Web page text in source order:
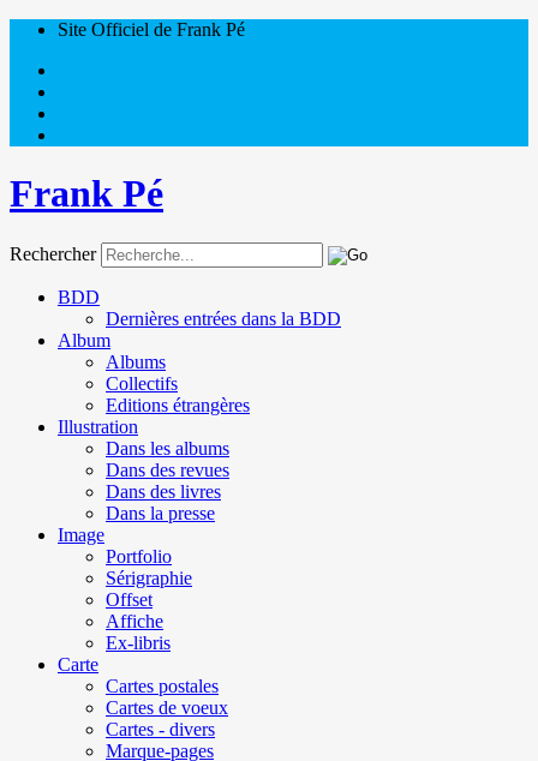
Site Officiel de Frank Pé
Frank Pé
Rechercher
BDD
Dernières entrées dans la BDD
Album
Albums
Collectifs
Editions étrangères
Illustration
Dans les albums
Dans des revues
Dans des livres
Dans la presse
Image
Portfolio
Sérigraphie
Offset
Affiche
Ex-libris
Carte
Cartes postales
Cartes de voeux
Cartes - divers
Marque-pages